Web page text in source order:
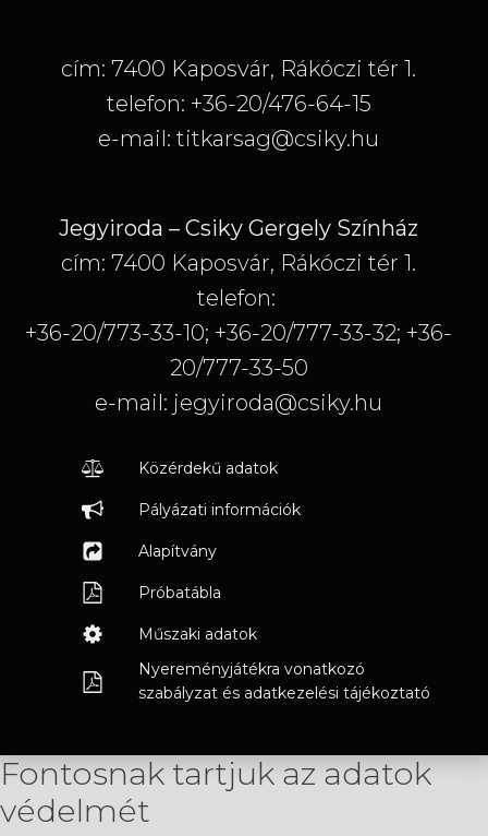
cím: 7400 Kaposvár, Rákóczi tér 1.
telefon: +36-20/476-64-15
e-mail: titkarsag@csiky.hu
Jegyiroda – Csiky Gergely Színház
cím: 7400 Kaposvár, Rákóczi tér 1.
telefon:
+36-20/773-33-10; +36-20/777-33-32; +36-
20/777-33-50
e-mail: jegyiroda@csiky.hu
Közérdekű adatok
Pályázati információk
Alapítvány
Próbatábla
Műszaki adatok
Nyereményjátékra vonatkozó
szabályzat és adatkezelési tájékoztató
Fontosnak tartjuk az adatok
védelmét